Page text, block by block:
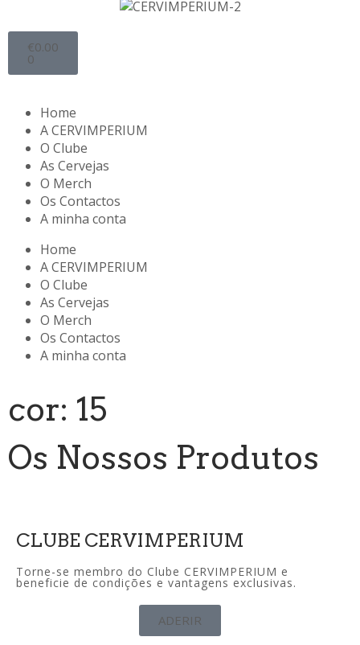
€0.00
0
Home
A CERVIMPERIUM
O Clube
As Cervejas
O Merch
Os Contactos
A minha conta
Home
A CERVIMPERIUM
O Clube
As Cervejas
O Merch
Os Contactos
A minha conta
cor: 15
Os Nossos Produtos
CLUBE CERVIMPERIUM
Torne-se membro do Clube CERVIMPERIUM e
beneficie de condições e vantagens exclusivas.
ADERIR